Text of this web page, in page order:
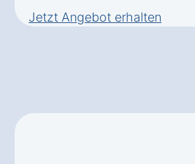
Jetzt Angebot erhalten